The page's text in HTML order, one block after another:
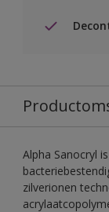
Alpha Sanocryl
zilverionen